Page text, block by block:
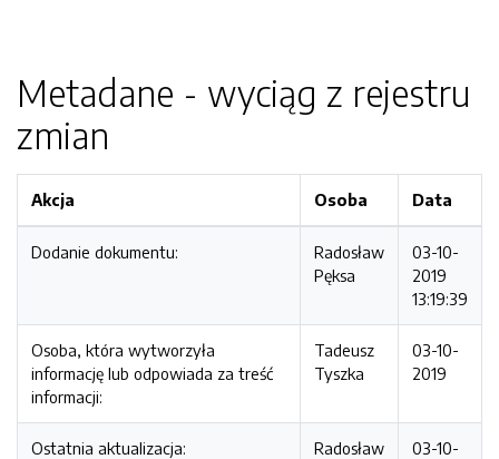
Metadane - wyciąg z rejestru
zmian
Akcja Osoba Data
Dodanie dokumentu:
Radosław
Pęksa
03-10-
2019
13:19:39
Osoba, która wytworzyła
informację lub odpowiada za treść
informacji:
Tadeusz
Tyszka
03-10-
2019
Ostatnia aktualizacja:
Radosław
03-10-